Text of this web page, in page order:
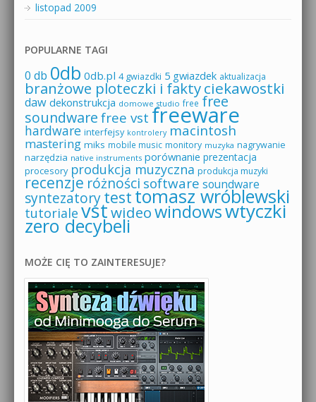
listopad 2009
POPULARNE TAGI
0 db 0db 0db.pl 4 gwiazdki 5 gwiazdek aktualizacja
branżowe ploteczki i faktyciekawostki
daw dekonstrukcja domowe studio free free
soundware free vst freeware
hardware interfejsy kontrolery macintosh
mastering miks mobile music monitory muzyka nagrywanie
narzędzia native instruments porównanie prezentacja
procesory produkcja muzyczna produkcja muzyki
recenzje różności software soundware
syntezatorytesttomasz wróblewski
tutoriale vstwideowindowswtyczki
zero decybeli
MOŻE CIĘ TO ZAINTERESUJE?